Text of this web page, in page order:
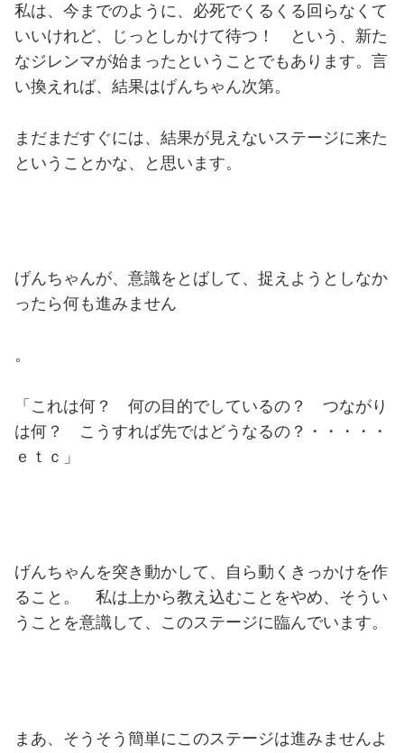
私は、今までのように、必死でくるくる回らなくて
いいけれど、じっとしかけて待つ！ という、新た
なジレンマが始まったということでもあります。言
い換えれば、結果はげんちゃん次第。
まだまだすぐには、結果が見えないステージに来た
ということかな、と思います。
げんちゃんが、意識をとばして、捉えようとしなか
ったら何も進みません
。
「これは何？ 何の目的でしているの？ つながり
は何？ こうすれば先ではどうなるの？・・・・・
ｅｔｃ」
げんちゃんを突き動かして、自ら動くきっかけを作
ること。 私は上から教え込むことをやめ、そうい
うことを意識して、このステージに臨んでいます。
まあ、そうそう簡単にこのステージは進みませんよ